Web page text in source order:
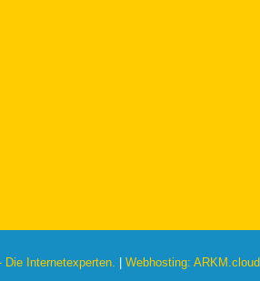
Internetexperten. Webhosting: ARKM.cloud